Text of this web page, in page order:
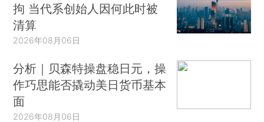
拘 当代系创始人因何此时被
清算
2026年08月06日
分析｜贝森特操盘稳日元，操
作巧思能否撬动美日货币基本
面
2026年08月06日